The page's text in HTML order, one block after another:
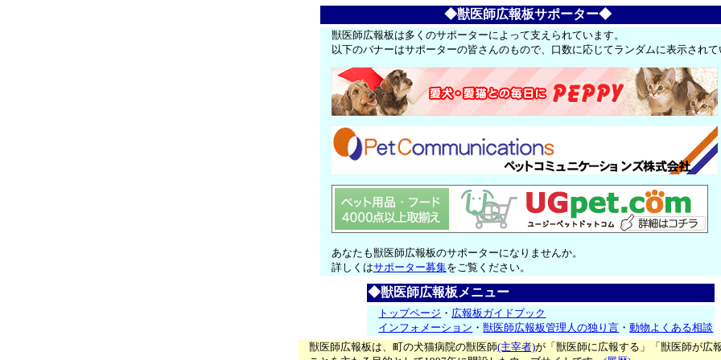
◆獣医師広報板サポーター◆
獣医師広報板は多くのサポーターによって支えられています。
以下のバナーはサポーターの皆さんのもので、口数に応じてランダムに表示されて
あなたも獣医師広報板のサポーターになりませんか。
詳しくはサポーター募集をご覧ください。
◆獣医師広報板メニュー
トップページ ・ 広報板ガイドブック
インフォメーション ・獣医師広報板管理人の独り言 ・動物よくある相談
獣医師広報板は、町の犬猫病院の獣医師(主宰者)が「獣医師に広報する」「獣医師が広報